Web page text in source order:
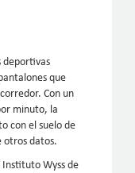
deportivas
que
Con un
minuto, la
con el suelo de
otros datos.
Wyss de